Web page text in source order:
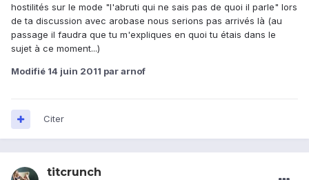
hostilités sur le mode "l'abruti qui ne sais pas de quoi il parle" lors
de ta discussion avec arobase nous serions pas arrivés là (au
passage il faudra que tu m'expliques en quoi tu étais dans le
sujet à ce moment...)
Modifié 14 juin 2011 par arnof
Citer
titcrunch